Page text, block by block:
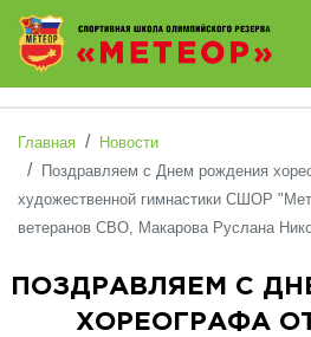
Отключить картинки
Главная
Новости
Поздравляем с Днем рождения
художественной гимнастики СШОР
ветеранов СВО, Макарова Руслана
ПОЗДРАВЛЯЕМ С
ХОРЕОГРАФА